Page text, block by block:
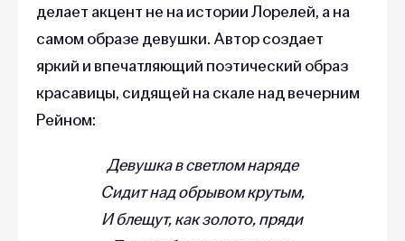
делает акцент не на истории Лорелей, а на
самом образе девушки. Автор создает
яркий и впечатляющий поэтический образ
красавицы, сидящей на скале над вечерним
Рейном:
Девушка в светлом наряде
Сидит над обрывом крутым,
И блещут, как золото, пряди